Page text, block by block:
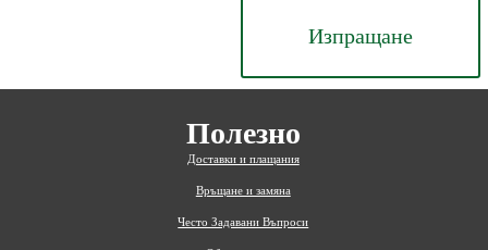
Изпращане
Полезно
Доставки и плащания
Връщане и замяна
Често Задавани Въпроси